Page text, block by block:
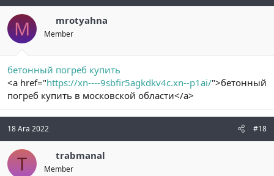
M mrotyahna
Member
бетонный погреб купить
<a href="https://xn----9sbfir5agkdkv4c.xn--p1ai/">бетонный
погреб купить в московской области</a>
18 Ara 2022 #18
T trabmanal
Member